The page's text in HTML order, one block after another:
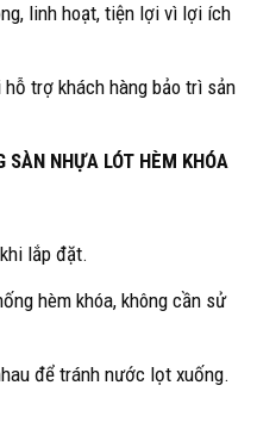
linh hoạt, tiện lợi vì lợi ích
trợ khách hàng bảo trì sản
SÀN NHỰA LÓT HÈM KHÓA
lắp đặt.
hèm khóa, không cần sử
để tránh nước lọt xuống.